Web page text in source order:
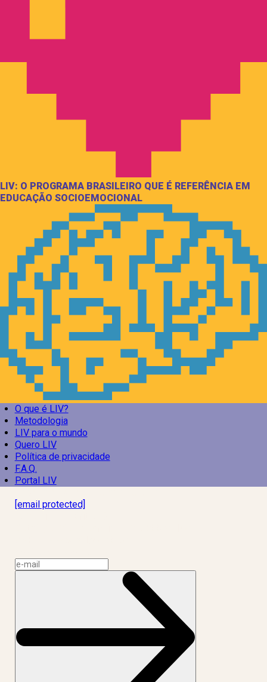
LIV: O PROGRAMA BRASILEIRO QUE É REFERÊNCIA EM
EDUCAÇÃO SOCIOEMOCIONAL
O que é LIV?
Metodologia
LIV para o mundo
Quero LIV
Política de privacidade
F.A.Q.
Portal LIV
[email protected]